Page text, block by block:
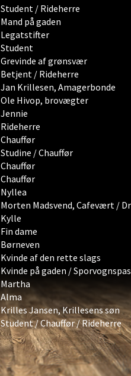
Student / Rideherre
Mand på gaden
Legatstifter
Student
Grevinde af grønsvær
Betjent / Rideherre
Jan Krillesen, Amagerbonde
Ole Hivop, brovægter
Jennie
Rideherre
Chauffør
Studine / Chauffør
Chauffør
Chauffør
Nyllea
Morten Madsvend, Cafevært /
Kylle
Fin dame
Børneven
Kvinde af den rette slags
Kvinde på gaden /
Martha
Alma
Krilles Jansen, Krillesens søn
Student / Chauffør / Rideherre